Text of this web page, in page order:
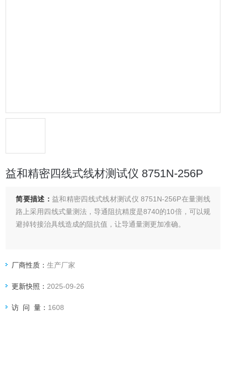
益和精密四线式线材测试仪 8751N-256P
简要描述： 益和精密四线式线材测试仪 8751N-256P在量测线
路上采用四线式量测法，导通阻抗精度是8740的10倍，可以规
避掉转接治具线造成的阻抗值，让导通量测更加准确。
厂商性质：生产厂家
更新快照： 2025-09-26
访 问 量： 1608